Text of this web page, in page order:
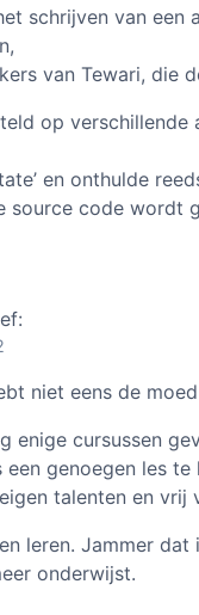
schrijven van een
van Tewari, die
op
en onthulde
source code wordt
niet eens de
enige cursussen
genoegen les
talenten en vrij
leren. Jammer
onderwijst.